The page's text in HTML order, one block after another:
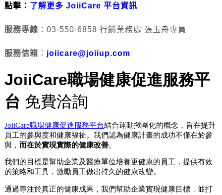
點擊： 了解更多 JoiiCare 平台資訊
服務專線 ：03-550-6858 行銷業務處 張玉舟專員
服務信箱 ： joiicare@joiiup.com